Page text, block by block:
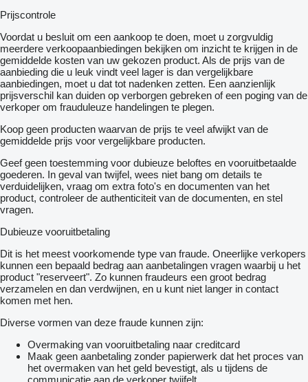
Prijscontrole
Voordat u besluit om een ​​aankoop te doen, moet u zorgvuldig
meerdere verkoopaanbiedingen bekijken om inzicht te krijgen in de
gemiddelde kosten van uw gekozen product. Als de prijs van de
aanbieding die u leuk vindt veel lager is dan vergelijkbare
aanbiedingen, moet u dat tot nadenken zetten. Een aanzienlijk
prijsverschil kan duiden op verborgen gebreken of een poging van de
verkoper om frauduleuze handelingen te plegen.
Koop geen producten waarvan de prijs te veel afwijkt van de
gemiddelde prijs voor vergelijkbare producten.
Geef geen toestemming voor dubieuze beloftes en vooruitbetaalde
goederen. In geval van twijfel, wees niet bang om details te
verduidelijken, vraag om extra foto's en documenten van het
product, controleer de authenticiteit van de documenten, en stel
vragen.
Dubieuze vooruitbetaling
Dit is het meest voorkomende type van fraude. Oneerlijke verkopers
kunnen een bepaald bedrag aan aanbetalingen vragen waarbij u het
product "reserveert". Zo kunnen fraudeurs een groot bedrag
verzamelen en dan verdwijnen, en u kunt niet langer in contact
komen met hen.
Diverse vormen van deze fraude kunnen zijn:
Overmaking van vooruitbetaling naar creditcard
Maak geen aanbetaling zonder papierwerk dat het proces van
het overmaken van het geld bevestigt, als u tijdens de